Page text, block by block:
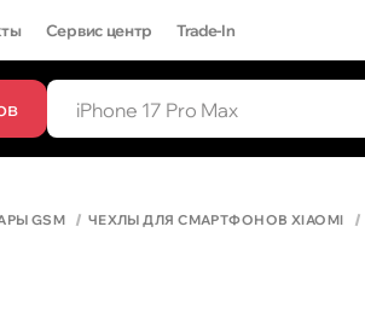
Сервис центр Trade-In
GSM ЧЕХЛЫ ДЛЯ СМАРТФОНОВ XIAOMI